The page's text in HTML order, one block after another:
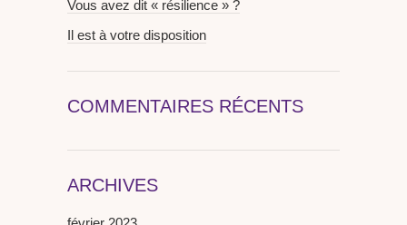
Vous avez dit « résilience » ?
Il est à votre disposition
COMMENTAIRES RÉCENTS
ARCHIVES